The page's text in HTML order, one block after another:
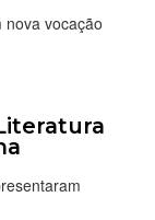
nova vocação